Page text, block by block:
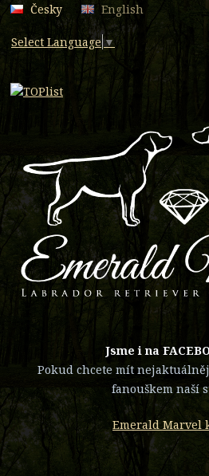
Česky English
Select Language ▼
​Jsme i na
Pokud chcete mít
fanouškem naší
Emerald Marvel